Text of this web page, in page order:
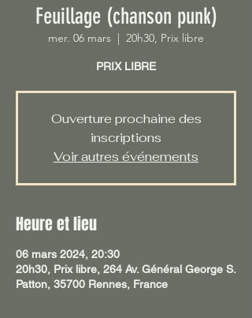
Feuillage (chanson punk)
mer. 06 mars 20h30, Prix libre
PRIX LIBRE
Ouverture prochaine des
inscriptions
Voir autres événements
Heure et lieu
06 mars 2024, 20:30
20h30, Prix libre, 264 Av. Général George S.
Patton, 35700 Rennes, France